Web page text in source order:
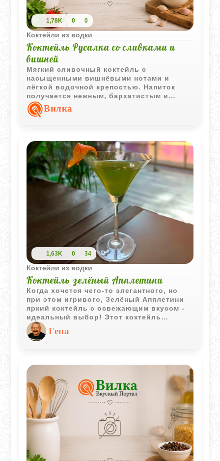
1,78K 0 0
Коктейли из водки
Коктейль Русалка со сливками и
вишней
Мягкий сливочный коктейль с
насыщенными вишнёвыми нотами и
лёгкой водочной крепостью. Напиток
получается нежным, бархатистым и
отлично подходит для спокойной
вечерней подачи.
Вилка
1,63K 0 34
Коктейли из водки
Коктейль зелёный Апплетини
Когда хочется чего-то элегантного, но
при этом игривого, Зелёный Апплетини
яркий коктейль с освежающим вкусом -
идеальный выбор! Этот коктейль
выделяется насыщенным зелёным
оттенком и ярким яблочным ароматом,
который моментально освежает и
Гена